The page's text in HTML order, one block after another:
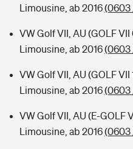
Limousine, ab 2016(0603
VW Golf VII, AU (GOLF VII
Limousine, ab 2016(0603
VW Golf VII, AU (GOLF VII
Limousine, ab 2016(0603
VW Golf VII, AU (E-GOLF
Limousine, ab 2016(0603